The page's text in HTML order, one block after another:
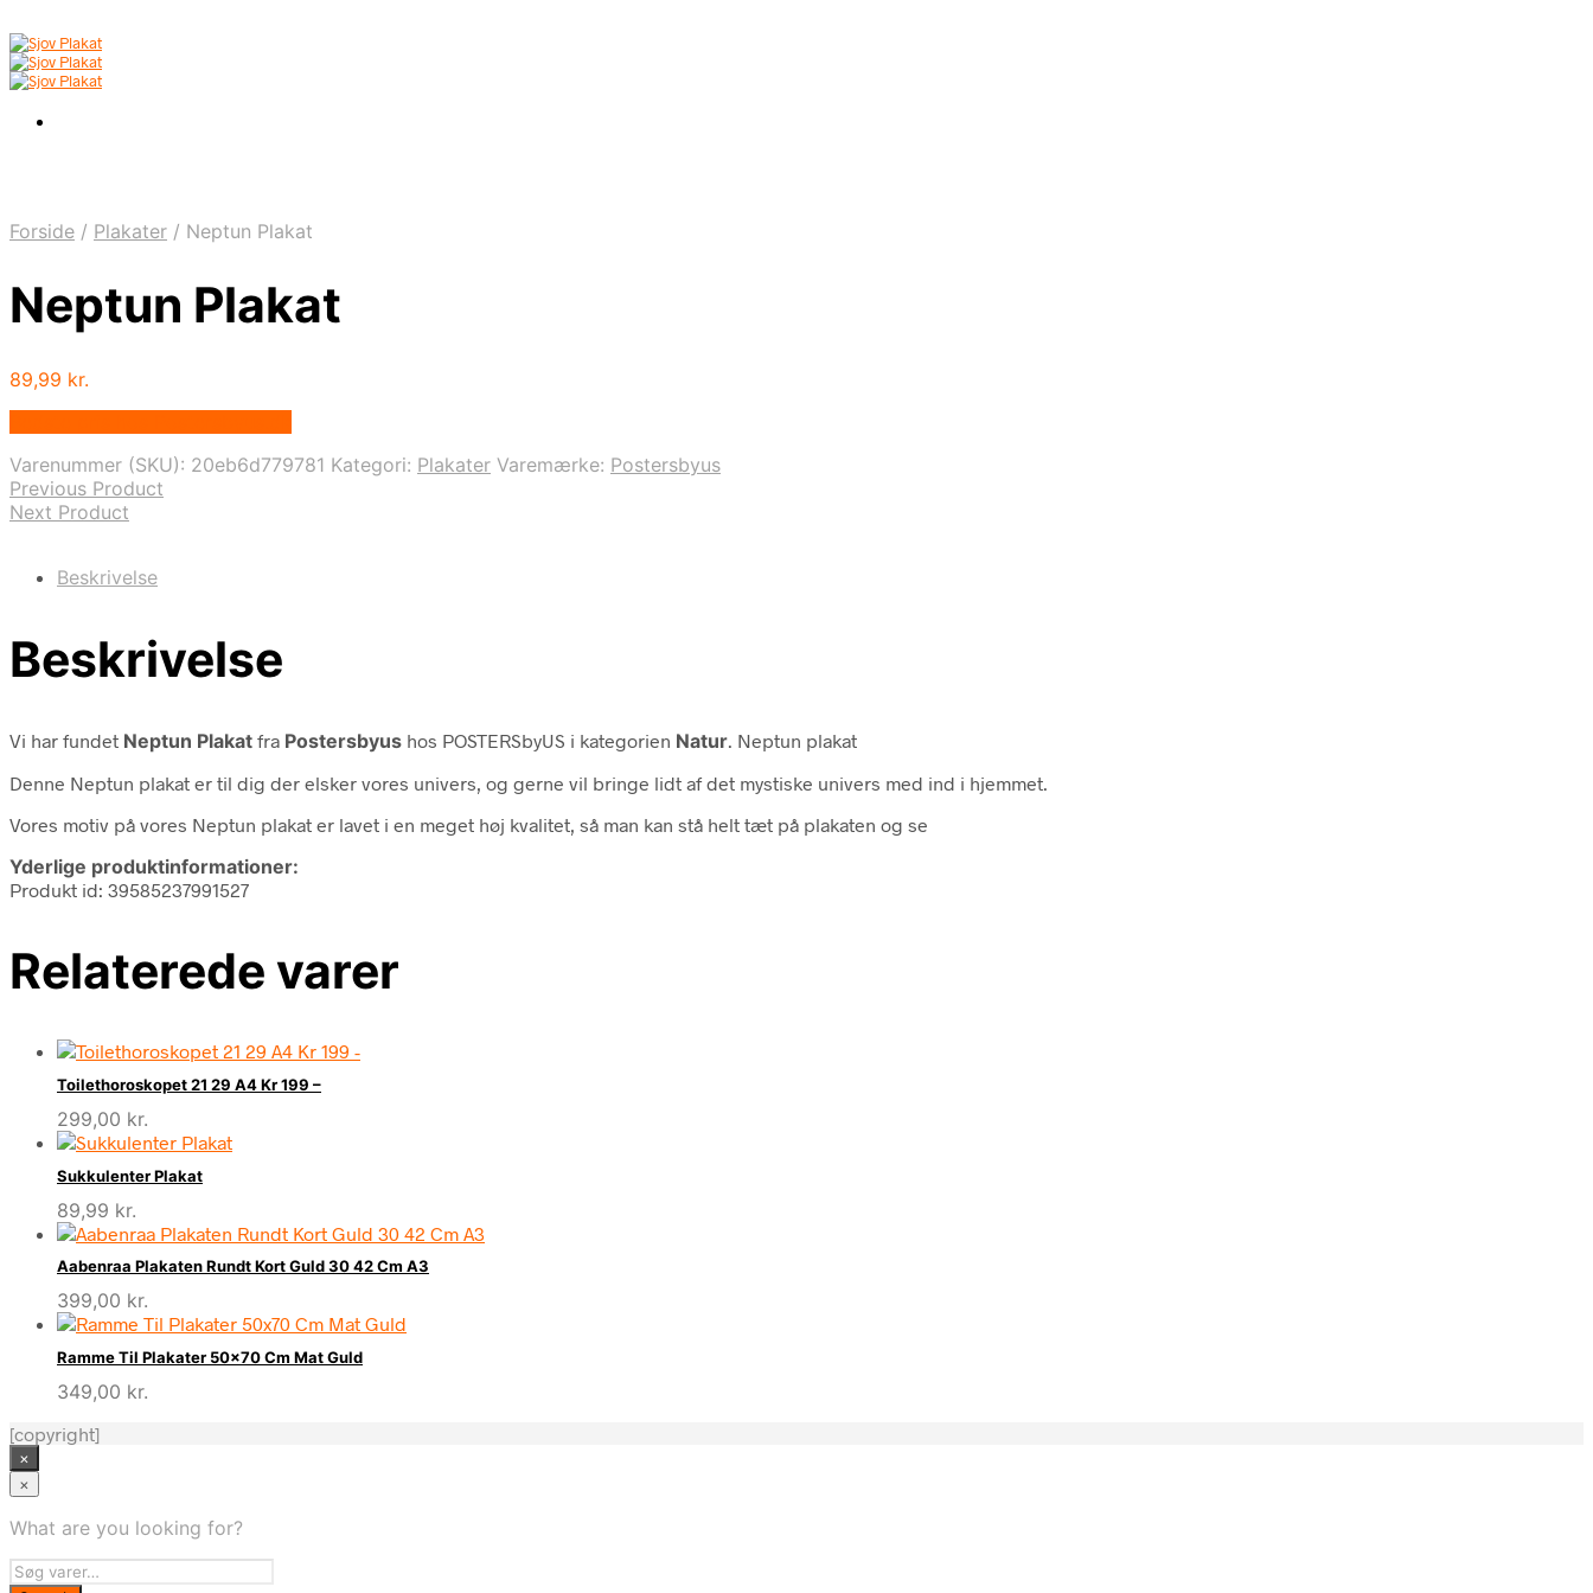
Forside / Plakater / Neptun Plakat
Neptun Plakat
89,99 kr.
Varenummer (SKU): 20eb6d779781 Kategori: Plakater Varemærke: Postersbyus
Previous Product
Next Product
Beskrivelse
Beskrivelse
Vi har fundet Neptun Plakat fra Postersbyus hos POSTERSbyUS i kategorien Natur . Neptun plakat
Denne Neptun plakat er til dig der elsker vores univers, og gerne vil bringe lidt af det mystiske univers med ind i hjemmet.
Vores motiv på vores Neptun plakat er lavet i en meget høj kvalitet, så man kan stå helt tæt på plakaten og se
Yderlige produktinformationer:
Produkt id: 39585237991527
Relaterede varer
Toilethoroskopet 21 29 A4 Kr 199 –
299,00 kr.
Sukkulenter Plakat
89,99 kr.
Aabenraa Plakaten Rundt Kort Guld 30 42 Cm A3
399,00 kr.
Ramme Til Plakater 50×70 Cm Mat Guld
349,00 kr.
[copyright]
×
×
What are you looking for?